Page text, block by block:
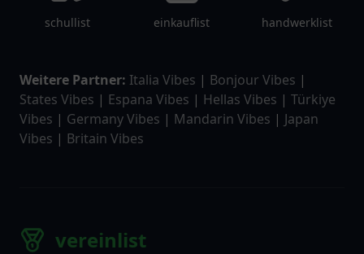
schullist einkauflist handwerklist
Weitere Partner: Italia Vibes | Bonjour Vibes |
States Vibes | Espana Vibes | Hellas Vibes | Türkiye
Vibes | Germany Vibes | Mandarin Vibes | Japan
Vibes | Britain Vibes
vereinlist